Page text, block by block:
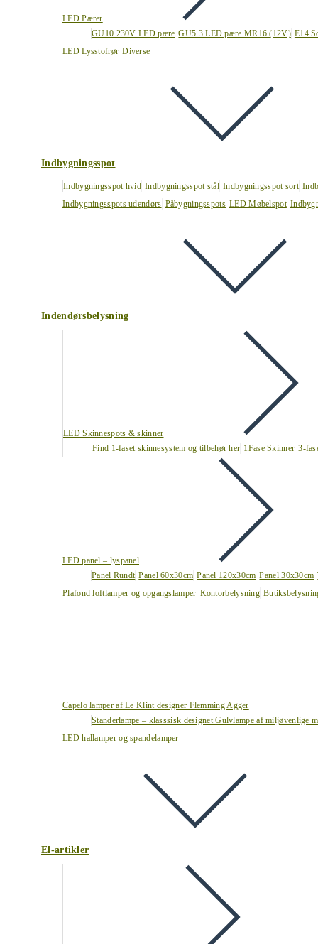
LED Pærer
GU10 230V LED pære GU5.3 LED pære MR16 (12V) E14
LED Lysstofrør Diverse
Indbygningsspot
Indbygningsspot hvid Indbygningsspot stål Indbygningsspot sort
Indbygningsspots udendørs Påbygningsspots LED Møbelspot
Indendørsbelysning
LED Skinnespots & skinner
Find 1-faset skinnesystem og tilbehør her 1Fase Skinner 3-
LED panel – lyspanel
Panel Rundt Panel 60x30cm Panel 120x30cm Panel 30x30cm
Plafond loftlamper og opgangslamper Kontorbelysning
Capelo lamper af Le Klint designer Flemming Agger
Standerlampe – klasssisk designet Gulvlampe af miljøvenlige
LED hallamper og spandelamper
El-artikler